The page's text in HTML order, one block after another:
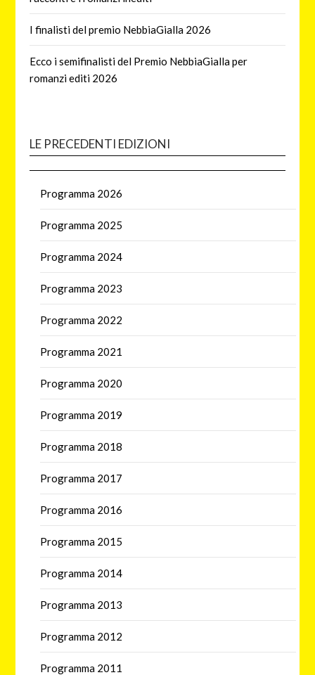
I finalisti del premio NebbiaGialla 2026
Ecco i semifinalisti del Premio NebbiaGialla per
romanzi editi 2026
LE PRECEDENTI EDIZIONI
Programma 2026
Programma 2025
Programma 2024
Programma 2023
Programma 2022
Programma 2021
Programma 2020
Programma 2019
Programma 2018
Programma 2017
Programma 2016
Programma 2015
Programma 2014
Programma 2013
Programma 2012
Programma 2011